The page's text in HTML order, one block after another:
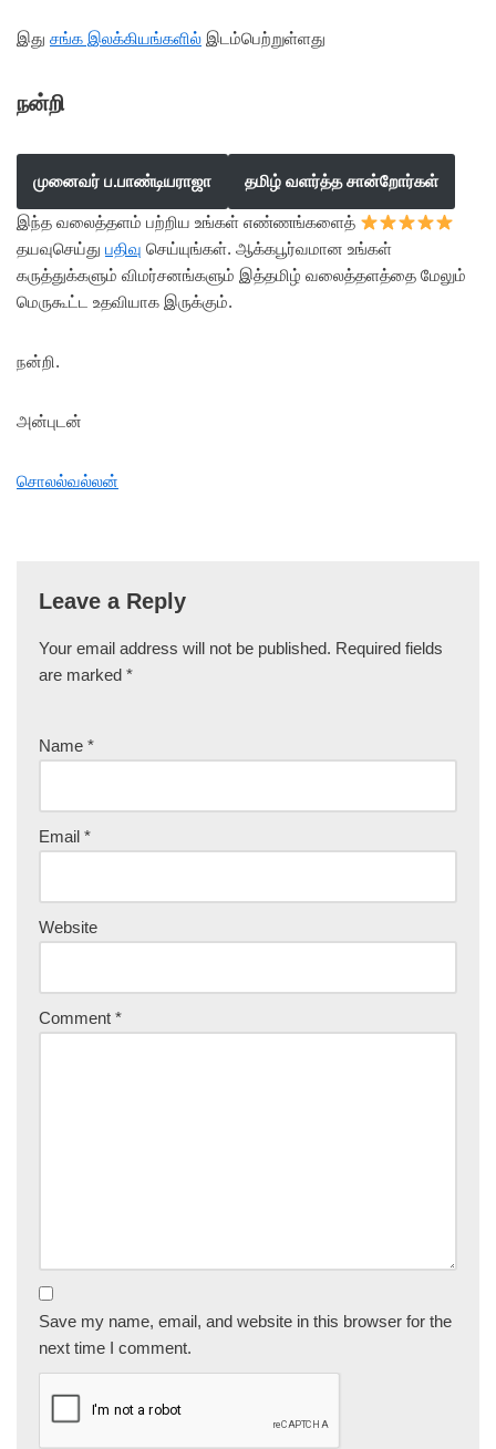
இது சங்க இலக்கியங்களில் இடம்பெற்றுள்ளது
நன்றி
முனைவர் ப.பாண்டியராஜா தமிழ் வளர்த்த சான்றோர்கள்
இந்த வலைத்தளம் பற்றிய உங்கள் எண்ணங்களைத்
தயவுசெய்து பதிவு செய்யுங்கள். ஆக்கபூர்வமான உங்கள்
கருத்துக்களும் விமர்சனங்களும் இத்தமிழ் வலைத்தளத்தை மேலும்
மெருகூட்ட உதவியாக இருக்கும்.
நன்றி.
அன்புடன்
சொலல்வல்லன்
Leave a Reply
Your email address will not be published. Required fields
are marked *
Name *
Email *
Website
Comment *
Save my name, email, and website in this browser for the
next time I comment.